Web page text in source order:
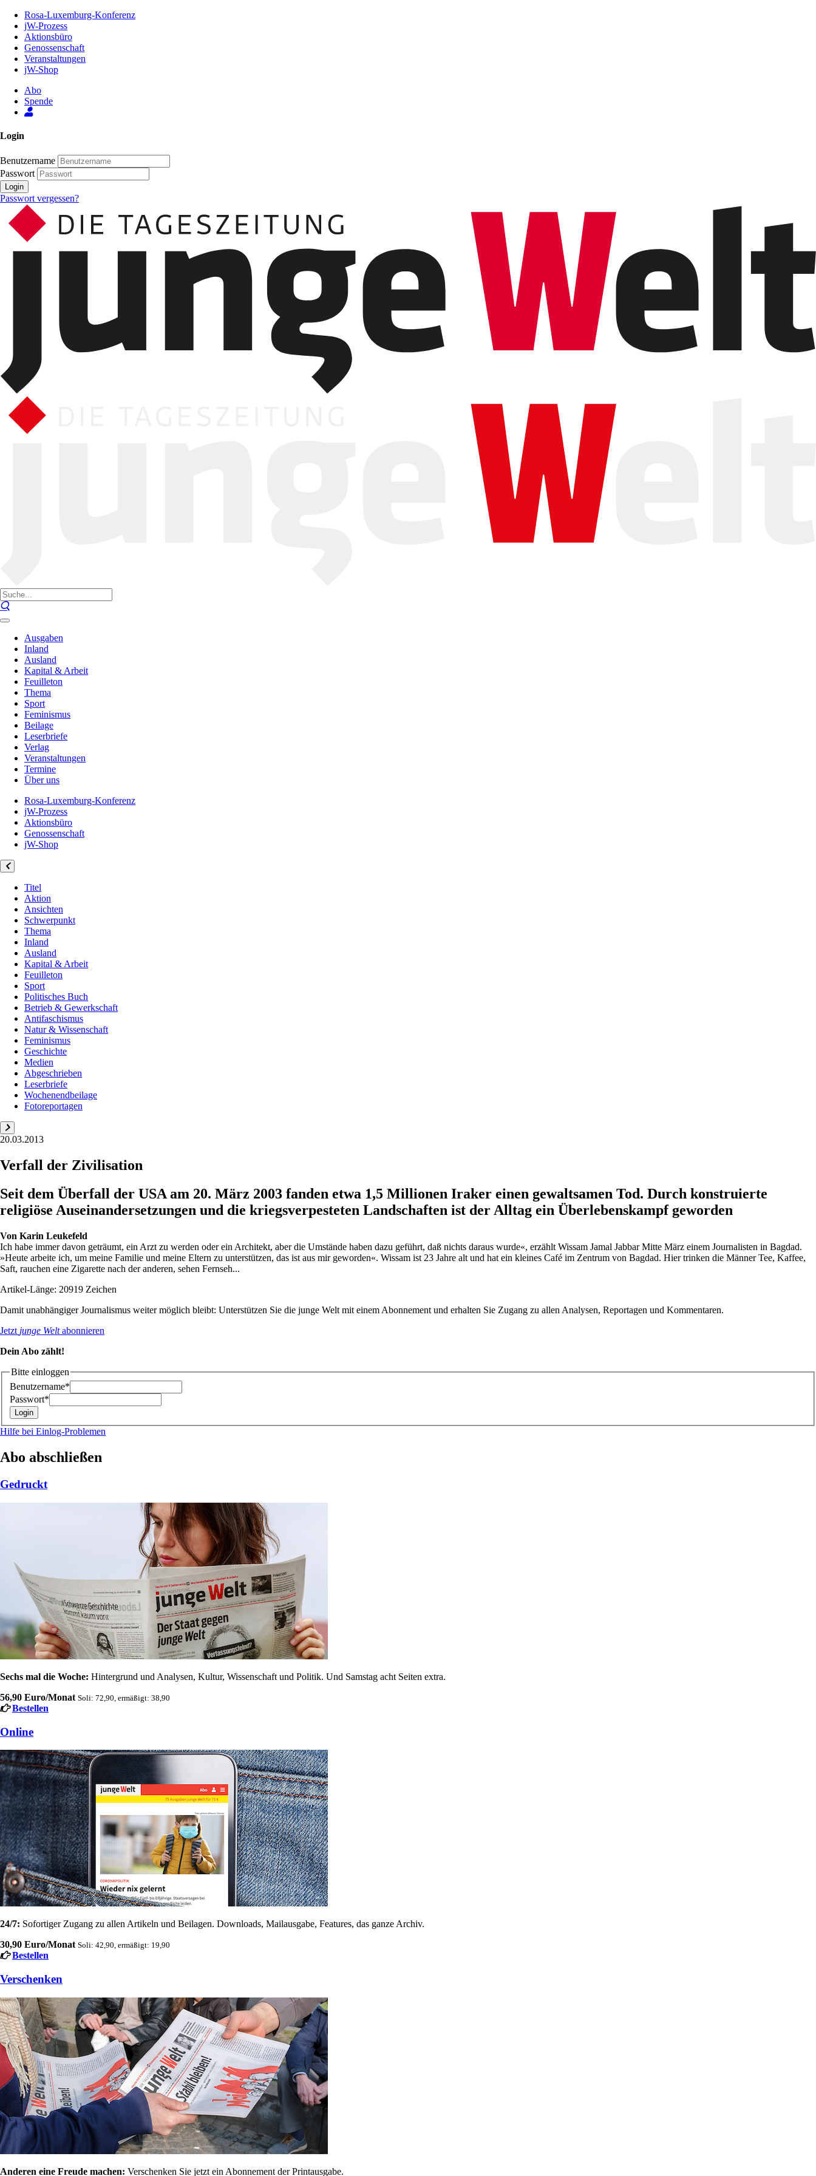
Inhalt
Seite
Rosa-Luxemburg-Konferenz
jW-Prozess
Aktionsbüro
Genossenschaft
Veranstaltungen
jW-Shop
Abo
Spende
Login
Benutzername
Passwort
Login
Passwort vergessen?
Ausgaben
Inland
Ausland
Kapital & Arbeit
Feuilleton
Thema
Sport
Feminismus
Beilage
Leserbriefe
Verlag
Veranstaltungen
Termine
Über uns
Rosa-Luxemburg-Konferenz
jW-Prozess
Aktionsbüro
Genossenschaft
jW-Shop
Titel
Aktion
Ansichten
Schwerpunkt
Thema
Inland
Ausland
Kapital & Arbeit
Feuilleton
Sport
Politisches Buch
Betrieb & Gewerkschaft
Antifaschismus
Natur & Wissenschaft
Feminismus
Geschichte
Medien
Abgeschrieben
Leserbriefe
Wochenendbeilage
Fotoreportagen
20.03.2013
Verfall der Zivilisation
Seit dem Überfall der USA am 20. März 2003 fanden etwa 1,5 Millionen Iraker einen gewaltsamen Tod. Durch konstruierte
religiöse Auseinandersetzungen und die ­kriegsverpesteten Landschaften ist der Alltag ein Überlebenskampf geworden
Von Karin Leukefeld
Ich habe immer davon geträumt, ein Arzt zu werden oder ein Architekt, aber die Umstände haben dazu geführt, daß nichts daraus wurde«, erzählt Wissam Jamal Jabbar Mitte März einem Journalisten in Bagdad.
»Heute arbeite ich, um meine Familie und meine Eltern zu unterstützen, das ist aus mir geworden«. Wissam ist 23 Jahre alt und hat ein kleines Café im Zentrum von Bagdad. Hier trinken die Männer Tee, Kaffee,
Saft, rauchen eine Zigarette nach der anderen, sehen Fernseh...
Artikel-Länge: 20919 Zeichen
Damit unabhängiger Journalismus weiter möglich bleibt: Unterstützen Sie die junge Welt mit einem Abonnement und erhalten Sie Zugang zu allen Analysen, Reportagen und Kommentaren.
Jetzt junge Weltabonnieren
Dein Abo zählt!
Bitte einloggen
Benutzername*
Passwort*
Hilfe bei Einlog-Problemen
Abo abschließen
Gedruckt
Sechs mal die Woche: Hintergrund und Analysen, Kultur, Wissenschaft und Politik. Und Samstag acht Seiten extra.
56,90 Euro/Monat Soli: 72,90, ermäßigt: 38,90
Bestellen
Online
24/7: Sofortiger Zugang zu allen Artikeln und Beilagen. Downloads, Mailausgabe, Features, das ganze Archiv.
30,90 Euro/Monat Soli: 42,90, ermäßigt: 19,90
Bestellen
Verschenken
Anderen eine Freude machen: Verschenken Sie jetzt ein Abonnement der Printausgabe.